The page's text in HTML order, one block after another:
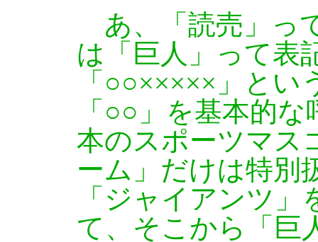
あ、「読売」っ
は「巨人」って表
「○○×××××」と
「○○」を基本的
本のスポーツマス
ーム」だけは特別
「ジャイアンツ
て、そこから「巨